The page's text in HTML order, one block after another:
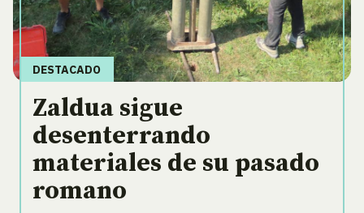
DESTACADO
Zaldua sigue
desenterrando
materiales de su pasado
romano